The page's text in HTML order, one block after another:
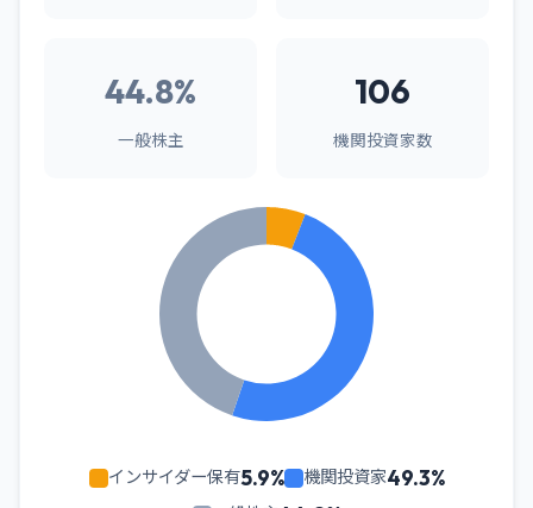
44.8%
一般株主
106
機関投資家数
インサイダー保有5.9% 機関投資家49.3%